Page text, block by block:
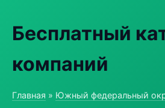
Бесплатный
компаний
Главная » Южный федеральный